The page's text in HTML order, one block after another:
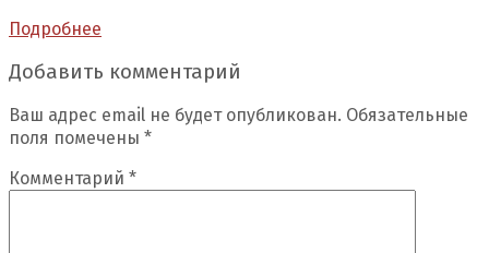
Подробнее
Добавить комментарий
Ваш адрес email не будет опубликован. Обязательные
поля помечены *
Комментарий *